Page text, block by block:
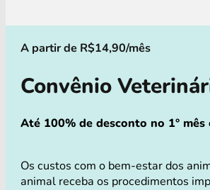
A partir de R$14,90/mês
Convênio
Até 100% de desconto no 1°
Os custos com o bem-estar dos
animal receba os procedimentos